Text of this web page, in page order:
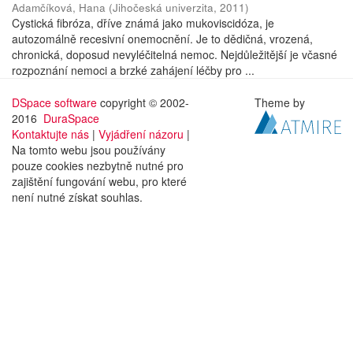
Adamčíková, Hana (Jihočeská univerzita, 2011)
Cystická fibróza, dříve známá jako mukoviscidóza, je
autozomálně recesivní onemocnění. Je to dědičná, vrozená,
chronická, doposud nevyléčitelná nemoc. Nejdůležitější je včasné
rozpoznání nemoci a brzké zahájení léčby pro ...
DSpace software copyright © 2002-
2016 DuraSpace
Kontaktujte nás | Vyjádření názoru |
Na tomto webu jsou používány
pouze cookies nezbytně nutné pro
zajištění fungování webu, pro které
není nutné získat souhlas.
Theme by